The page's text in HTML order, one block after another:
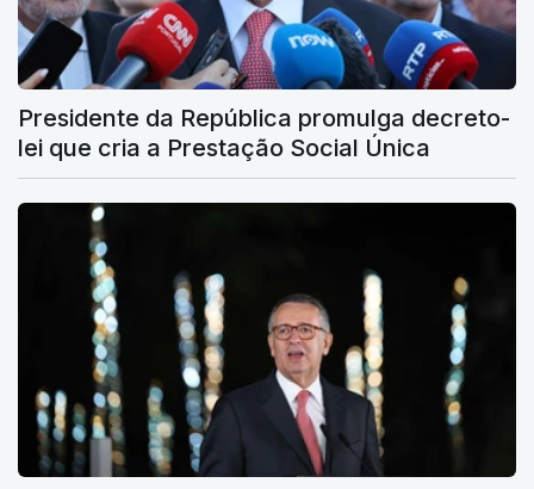
Presidente da República promulga decreto-
lei que cria a Prestação Social Única